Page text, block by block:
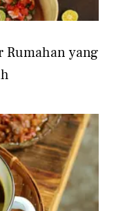
Rumahan yang